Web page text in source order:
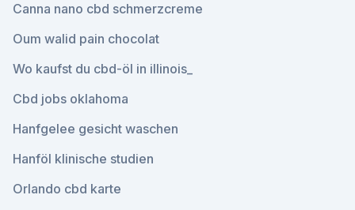
Canna nano cbd schmerzcreme
Oum walid pain chocolat
Wo kaufst du cbd-öl in illinois_
Cbd jobs oklahoma
Hanfgelee gesicht waschen
Hanföl klinische studien
Orlando cbd karte